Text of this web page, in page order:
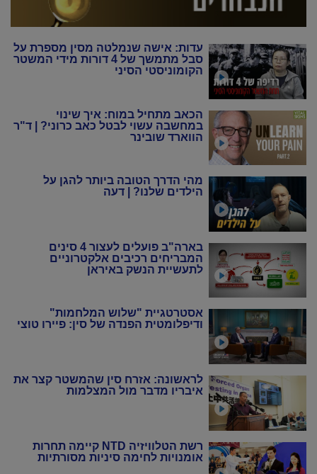
עדות: אישה שנמלטה מסין מספרת על
סבל מתמשך של 4 דורות מידי המשטר
הקומוניסטי הסיני
הכאב מתחיל במוח: איך שינוי
במחשבה עשוי לבטל כאב כרוני? | ד"ר
הווארד שובינר
מהי הדרך הטובה ביותר להגן על
הילדים שלנו? | דעה
בארה"ב פועלים לעצור 4 סינים
המבריחים רכיבים אלקטרוניים
לתעשיית הנשק באיראן
אסטרטגיית "שלוש המלחמות"
ודיפלומטית הפנדה של סין: פיירו טוצי
לראשונה: אזרח סין שהמשטר קצר את
איבריו מדבר מול המצלמות
רשת הטלוויזיה NTD קיימה תחרות
אומנויות לחימה סיניות מסורתיות